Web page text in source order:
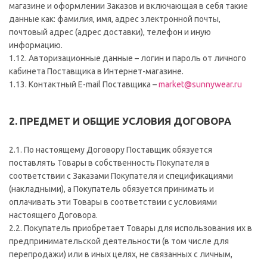
магазине и оформлении Заказов и включающая в себя такие
данные как: фамилия, имя, адрес электронной почты,
почтовый адрес (адрес доставки), телефон и иную
информацию.
1.12. Авторизационные данные – логин и пароль от личного
кабинета Поставщика в Интернет-магазине.
1.13. Контактный E-mail Поставщика –market@sunnywear.ru
2. ПРЕДМЕТ И ОБЩИЕ УСЛОВИЯ ДОГОВОРА
2.1. По настоящему Договору Поставщик обязуется
поставлять Товары в собственность Покупателя в
соответствии с Заказами Покупателя и спецификациями
(накладными), а Покупатель обязуется принимать и
оплачивать эти Товары в соответствии с условиями
настоящего Договора.
2.2. Покупатель приобретает Товары для использования их в
предпринимательской деятельности (в том числе для
перепродажи) или в иных целях, не связанных с личным,